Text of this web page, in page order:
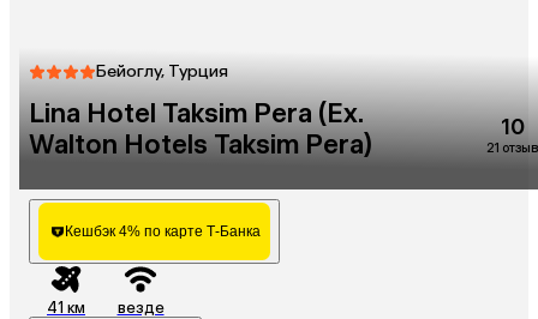
Бейоглу, Турция
Lina Hotel Taksim Pera (Ex.
Walton Hotels Taksim Pera)
10
21 отзыв
Кешбэк 4% по карте Т-Банка
41 км везде